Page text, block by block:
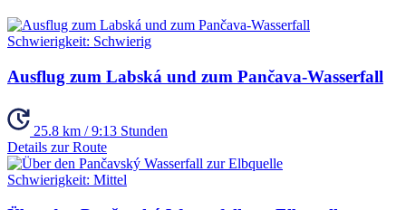
Schwierigkeit: Schwierig
Ausflug zum Labská und zum Pančava-Wasserfall
25.8 km / 9:13 Stunden
Details zur Route
Schwierigkeit: Mittel